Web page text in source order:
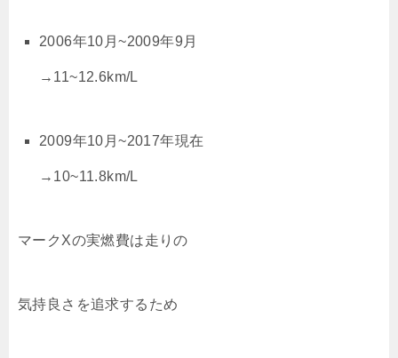
2006年10月~2009年9月
→11~12.6km/L
2009年10月~2017年現在
→10~11.8km/L
マークXの実燃費は走りの
気持良さを追求するため